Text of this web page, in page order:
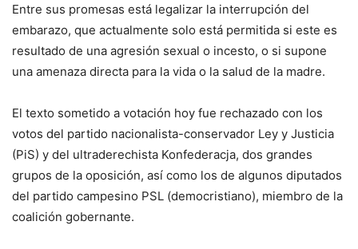
Entre sus promesas está legalizar la interrupción del
embarazo, que actualmente solo está permitida si este es
resultado de una agresión sexual o incesto, o si supone
una amenaza directa para la vida o la salud de la madre.
El texto sometido a votación hoy fue rechazado con los
votos del partido nacionalista-conservador Ley y Justicia
(PiS) y del ultraderechista Konfederacja, dos grandes
grupos de la oposición, así como los de algunos diputados
del partido campesino PSL (democristiano), miembro de la
coalición gobernante.